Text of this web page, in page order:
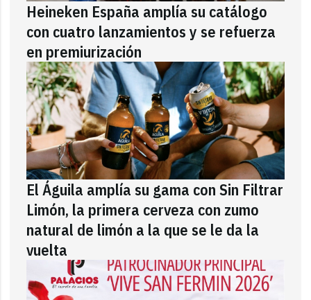
Heineken España amplía su catálogo
con cuatro lanzamientos y se refuerza
en premiurización
El Águila amplía su gama con Sin Filtrar
Limón, la primera cerveza con zumo
natural de limón a la que se le da la
vuelta